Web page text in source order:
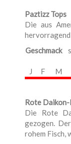
Paztizz Tops
Die aus
hervorragend
Geschmack
J F M
Rote Daikon-
Die Rote
gezogen.
rohem Fisch,